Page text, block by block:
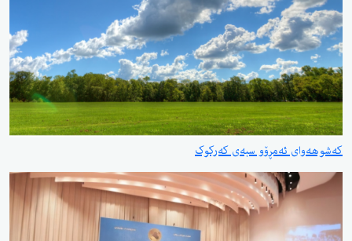
کەشوهەوای ئەمڕۆو سبەی کەرکوک